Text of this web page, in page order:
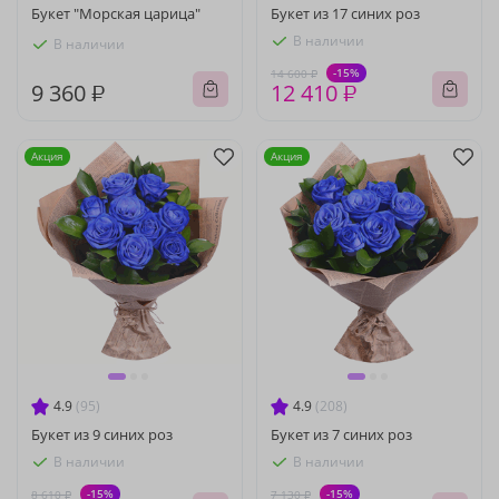
Букет "Морская царица"
В наличии
9 360 ₽
Букет из 17 синих роз
В наличии
14 600 ₽ -15%
12 410 ₽
4.9 (95)
Букет из 9 синих роз
В наличии
8 610 ₽ -15%
Акция
4.9 (208)
Букет из 7 синих роз
В наличии
7 130 ₽ -15%
Акция